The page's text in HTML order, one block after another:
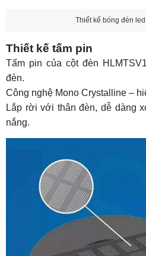
Thiết kế bóng đèn
Thiết kế tấm pin
Tấm pin của cột đèn
đèn.
Công nghệ Mono Crystalline –
Lắp rời với thân đèn, dễ dàng
nắng.